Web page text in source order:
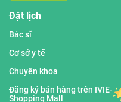
Đặt lịch
Bác sĩ
Cơ sở y tế
Chuyên khoa
Đăng ký bán hàng trên IVIE-
Shopping Mall